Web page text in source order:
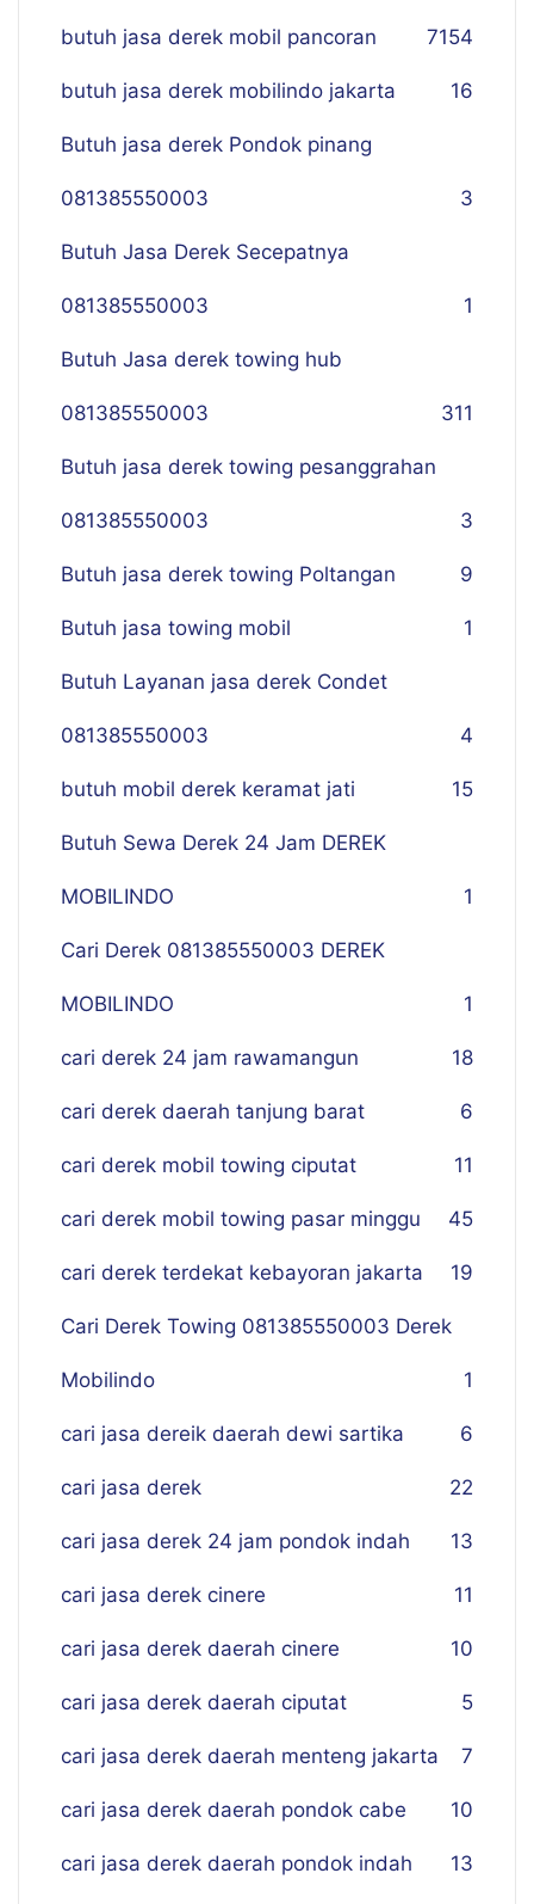
154
butuh jasa derek mobil pancoran 7
butuh jasa derek mobilindo jakarta 16
Butuh jasa derek Pondok pinang
081385550003 3
Butuh Jasa Derek Secepatnya
081385550003 1
Butuh Jasa derek towing hub
081385550003 311
Butuh jasa derek towing pesanggrahan
081385550003 3
Butuh jasa derek towing Poltangan 9
Butuh jasa towing mobil 1
Butuh Layanan jasa derek Condet
081385550003 4
butuh mobil derek keramat jati 15
Butuh Sewa Derek 24 Jam DEREK
MOBILINDO 1
Cari Derek 081385550003 DEREK
MOBILINDO 1
cari derek 24 jam rawamangun 18
cari derek daerah tanjung barat 6
cari derek mobil towing ciputat 11
cari derek mobil towing pasar minggu 45
cari derek terdekat kebayoran jakarta 19
Cari Derek Towing 081385550003 Derek
Mobilindo 1
cari jasa dereik daerah dewi sartika 6
cari jasa derek 22
cari jasa derek 24 jam pondok indah 13
cari jasa derek cinere 11
cari jasa derek daerah cinere 10
cari jasa derek daerah ciputat 5
cari jasa derek daerah menteng jakarta 7
cari jasa derek daerah pondok cabe 10
cari jasa derek daerah pondok indah 13